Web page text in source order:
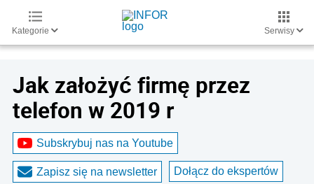
Kategorie Serwisy
Jak założyć firmę przez
telefon w 2019 r
Subskrybuj nas na Youtube
Zapisz się na newsletter Dołącz do ekspertów